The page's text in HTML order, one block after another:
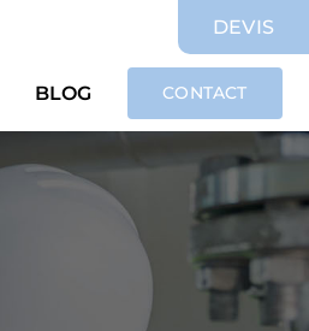
DEVIS
BLOG CONTACT